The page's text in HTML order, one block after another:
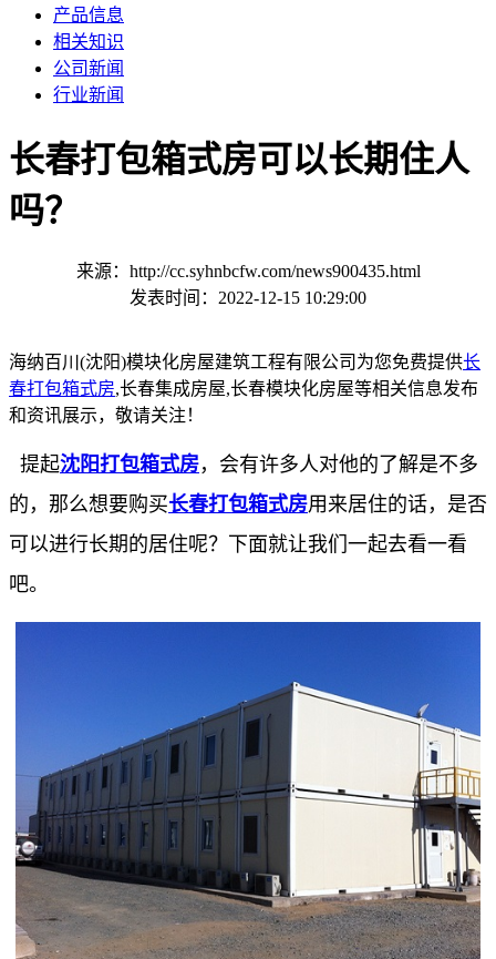
产品信息
相关知识
公司新闻
行业新闻
长春打包箱式房可以长期住人
吗？
来源：http://cc.syhnbcfw.com/news900435.html
发表时间：2022-12-15 10:29:00
海纳百川(沈阳)模块化房屋建筑工程有限公司为您免费提供长
春打包箱式房,长春集成房屋,长春模块化房屋等相关信息发布
和资讯展示，敬请关注！
提起沈阳打包箱式房，会有许多人对他的了解是不多
的，那么想要购买长春打包箱式房用来居住的话，是否
可以进行长期的居住呢？下面就让我们一起去看一看
吧。